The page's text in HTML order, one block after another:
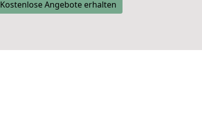
Kostenlose Angebote erhalten